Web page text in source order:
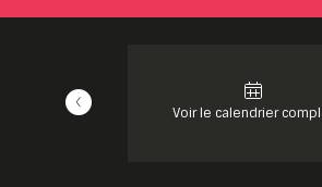
Voir le calendrier